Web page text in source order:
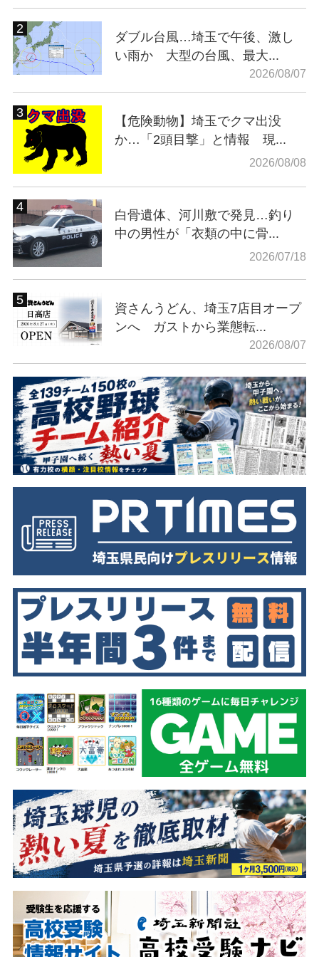
ダブル台風…埼玉で午後、激し
い雨か 大型の台風、最大...
2026/08/07
【危険動物】埼玉でクマ出没
か…「2頭目撃」と情報 現...
2026/08/08
白骨遺体、河川敷で発見…釣り
中の男性が「衣類の中に骨...
2026/07/18
資さんうどん、埼玉7店目オープ
ンへ ガストから業態転...
2026/08/07